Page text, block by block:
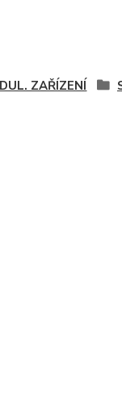
ZAŘÍZENÍ